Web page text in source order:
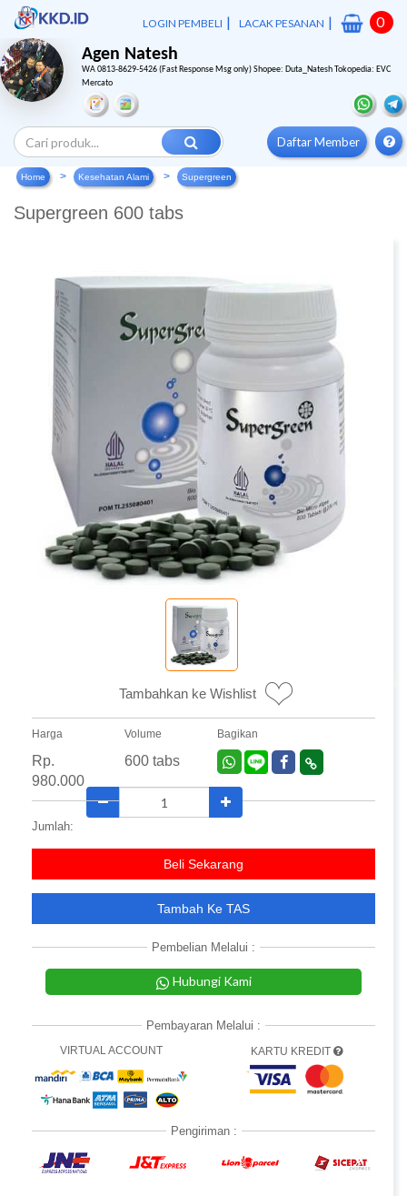
LOGIN PEMBELI | LACAK PESANAN | 0
Agen Natesh
WA 0813-8629-5426 (Fast Response Msg only) Shopee: Duta_Natesh Tokopedia: EVC
Mercato
Daftar Member
Home Kesehatan Alami Supergreen
Supergreen 600 tabs
Tambahkan ke Wishlist
Harga
Rp.
980.000
Volume
600 tabs
Bagikan
Jumlah:
Beli Sekarang
Tambah Ke TAS
Pembelian Melalui :
Hubungi Kami
Pembayaran Melalui :
VIRTUAL ACCOUNT KARTU KREDIT
Pengiriman :